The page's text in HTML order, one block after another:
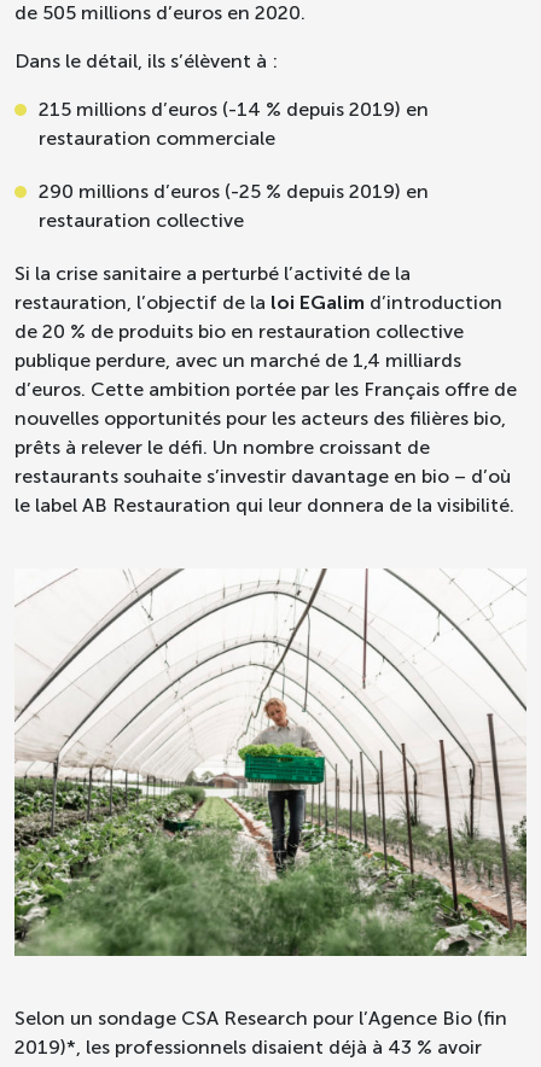
de 505 millions d’euros en 2020.
Dans le détail, ils s’élèvent à :
215 millions d’euros (-14 % depuis 2019) en
restauration commerciale
290 millions d’euros (-25 % depuis 2019) en
restauration collective
Si la crise sanitaire a perturbé l’activité de la
restauration, l’objectif de la loi EGalim d’introduction
de 20 % de produits bio en restauration collective
publique perdure, avec un marché de 1,4 milliards
d’euros. Cette ambition portée par les Français offre de
nouvelles opportunités pour les acteurs des filières bio,
prêts à relever le défi. Un nombre croissant de
restaurants souhaite s’investir davantage en bio – d’où
le label AB Restauration qui leur donnera de la visibilité.
Selon un sondage CSA Research pour l’Agence Bio (fin
2019)*, les professionnels disaient déjà à 43 % avoir